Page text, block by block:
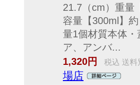
21.7（cm）重量
容量【300ml】
量1個材質本体
ア、アンバ...
1,320円
税込 送料
場店